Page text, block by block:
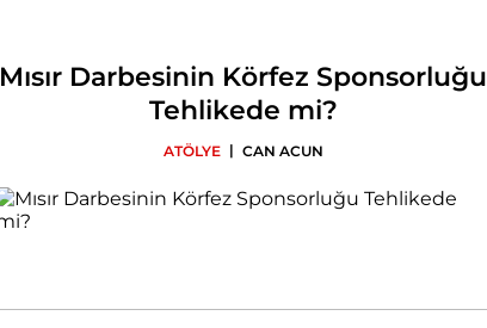
Mısır Darbesinin Körfez Sponsorluğu
Tehlikede mi?
ATÖLYE | CAN ACUN